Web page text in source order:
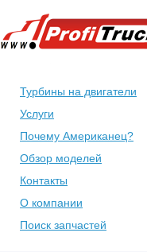
Турбины на двигатели
Услуги
Почему Американец?
Обзор моделей
Контакты
О компании
Поиск запчастей